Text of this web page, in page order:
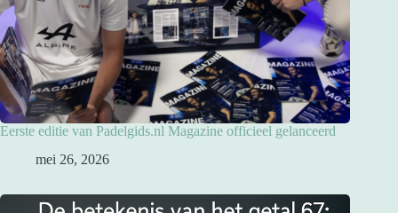
Eerste editie van Padelgids.nl Magazine officieel gelanceerd
mei 26, 2026